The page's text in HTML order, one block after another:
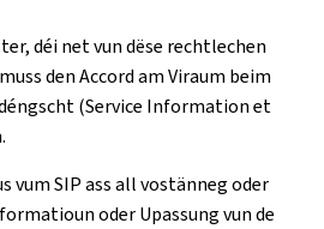
déi net vun dëse rechtlechen
den Accord am Viraum beim
(Service Information et
vum SIP ass all vostänneg oder
oder Upassung vun de